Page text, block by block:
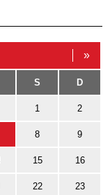
»
S D
1 2
8 9
15 16
22 23